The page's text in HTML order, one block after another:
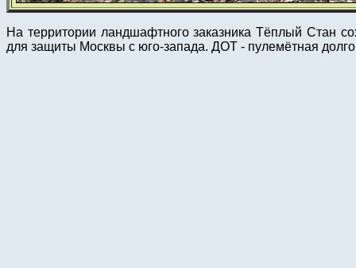
На территории ландшафтного заказника Тёплый Стан
для защиты Москвы с юго-запада. ДОТ - пулемётная